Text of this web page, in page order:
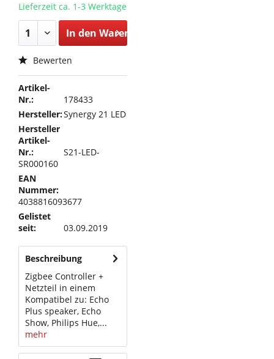
Lieferzeit ca. 1-3 Werktage
In den Warenkorb
Bewerten
Artikel-
Nr.:
178433
Hersteller:Synergy 21 LED
Hersteller
Artikel-
Nr.:
S21-LED-
SR000160
EAN
Nummer:
4038816093677
Gelistet
seit:
03.09.2019
Beschreibung
Zigbee Controller +
Netzteil in einem
Kompatibel zu: Echo
Plus speaker, Echo
Show, Philips Hue,...
mehr